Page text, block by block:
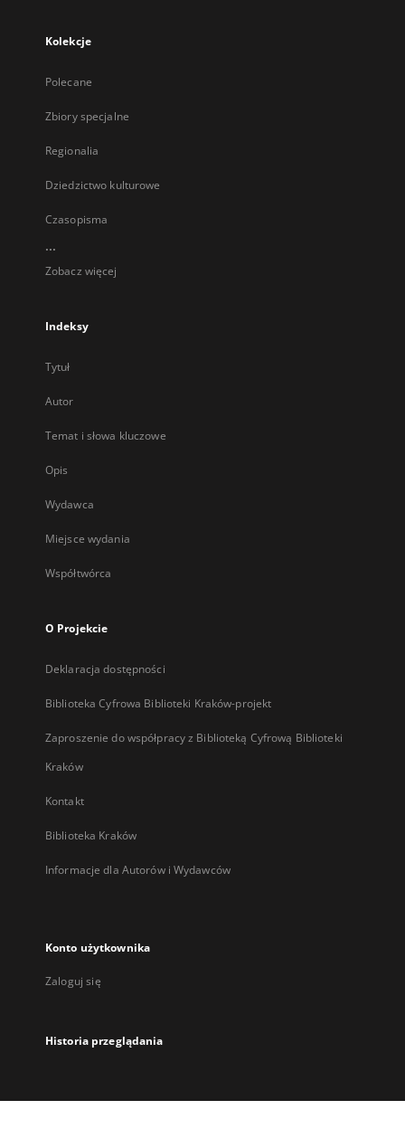
Kolekcje
Polecane
Zbiory specjalne
Regionalia
Dziedzictwo kulturowe
Czasopisma
...
Zobacz więcej
Indeksy
Tytuł
Autor
Temat i słowa kluczowe
Opis
Wydawca
Miejsce wydania
Współtwórca
O Projekcie
Deklaracja dostępności
Biblioteka Cyfrowa Biblioteki Kraków-projekt
Zaproszenie do współpracy z Biblioteką Cyfrową Biblioteki
Kraków
Kontakt
Biblioteka Kraków
Informacje dla Autorów i Wydawców
Konto użytkownika
Zaloguj się
Historia przeglądania